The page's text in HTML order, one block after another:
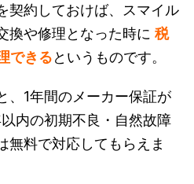
契約しておけば、スマイル
換や修理となった時に 税
できるというものです。
、1年間のメーカー保証が
内の初期不良・自然故障
無料で対応してもらえま